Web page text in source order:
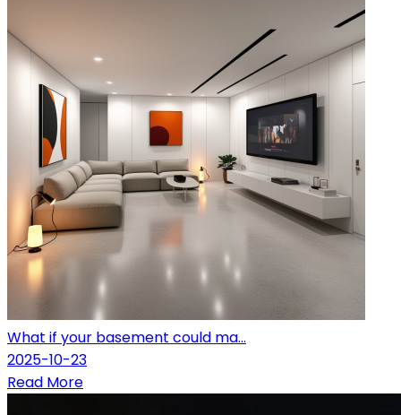
What if your basement could ma...
2025-10-23
Read More